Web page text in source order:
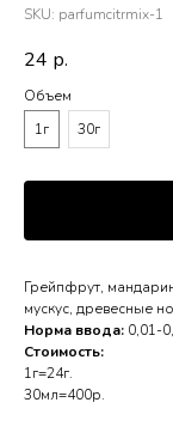
SKU: parfumcitrmix-1
24 р.
Объем
1г
30г
Грейпфрут,
мускус, древесные
Норма ввода: 0,01-
Стоимость:
1г=24г.
30мл=400р.